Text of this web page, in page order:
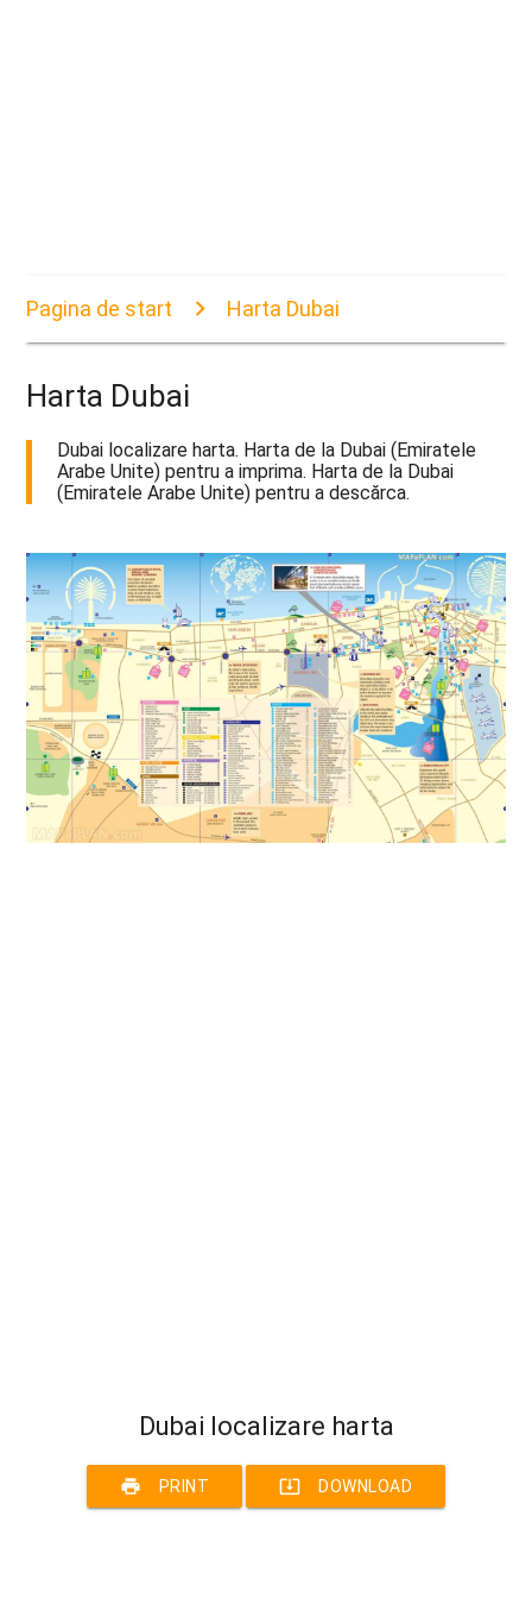
Pagina de start Harta Dubai
Harta Dubai
Dubai localizare harta. Harta de la Dubai (Emiratele
Arabe Unite) pentru a imprima. Harta de la Dubai
(Emiratele Arabe Unite) pentru a descărca.
Dubai localizare harta
print PRINT system_update_alt DOWNLOAD